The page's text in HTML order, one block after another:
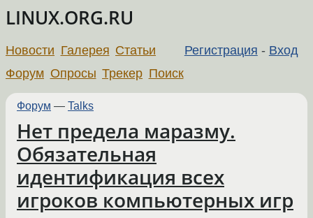
LINUX.ORG.RU
Регистрация - Вход
Новости Галерея Статьи
Форум Опросы Трекер Поиск
Форум — Talks
Нет предела маразму.
Обязательная
идентификация всех
игроков компьютерных игр